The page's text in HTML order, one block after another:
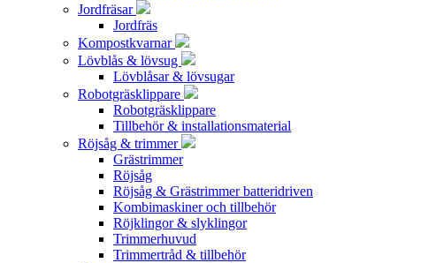
Jordfräsar
Jordfräs
Kompostkvarnar
Lövblås & lövsug
Lövblåsar & lövsugar
Robotgräsklippare
Robotgräsklippare
Tillbehör & installationsmaterial
Röjsåg & trimmer
Grästrimmer
Röjsåg
Röjsåg & Grästrimmer batteridriven
Kombimaskiner och tillbehör
Röjklingor & slyklingor
Trimmerhuvud
Trimmertråd & tillbehör